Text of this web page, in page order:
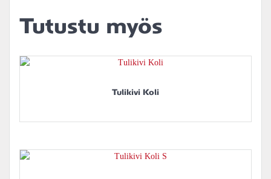
Tutustu myös
Tulikivi Koli